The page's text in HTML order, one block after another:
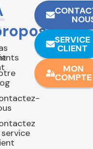
SERVICE
CLIENT
MON
COMPTE